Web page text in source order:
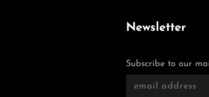
Newsletter
Subscribe to our